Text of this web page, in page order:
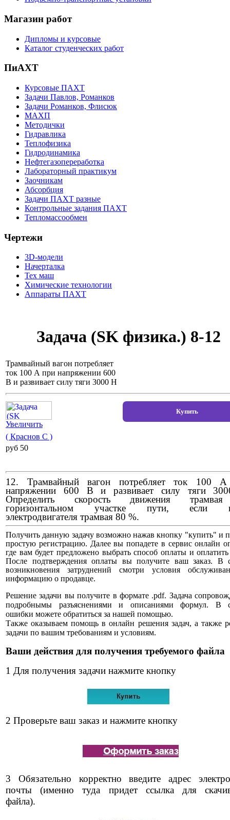
Магазин работ
Дипломы и курсовые
Каталог студенческих работ
ПиАХТ
Курсовые ПАХТ
Задачи Павлов, Романков
Задачи Романков, Флисюк
МАХП
Методички
Гидравлика
Теплофизика
Гидродинамика
Нефтегазопереработка
Лабораторный практикум
Заочникам
Абсорбция
Задачи ПАХТ разные
Контрольные задания ПАХТ
Тепломассообмен
Чертежи
3D-модели
Начерталка
Тех маш
Химические технологии
Аппараты ПАХТ
Задача (SK физика.) 8-12
Трамвайный вагон потребляет
ток 100 А при напряжении 600
В и развивает силу тяги 3000 Н
Увеличить
( Краснов С )
pуб 50
12. Трамвайный вагон потребляет ток 100
напряжении 600 В и развивает силу тяги
Определить скорость движения
горизонтальном участке пути, если
электродвигателя трамвая 80 %.
Получить данную задачу возможно нажав кнопку "купить" и
простую регистрацию. Далее вы попадете в сервис онлайн
где вам будет предложено выбрать способ оплаты и оплатить
После подтверждения оплаты вы получите ваш заказ. В
возникновения затруднений смотри условия
информацию о продавце.
Решение задачи вы получите в формате .pdf. Задача
подробнымы разъяснениями и описаниями формул. В
ошибки можете обратиться за нашей помощью.
Также оказываем помощь в онлайн решения задач, а также
задачи по вашим требованиям и условиям.
Ваши действия для получения требуемого файла
1 Для получения задачи нажмите кнопку
2 Проверьте ваш заказ и нажмите кнопку
3 Обязательно корректно введите адрес
почты (именно туда придет ссылка для
файла).